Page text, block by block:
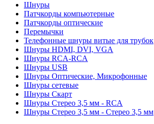
Шнуры
Патчкорды компьютерные
Патчкорды оптические
Перемычки
Телефонные шнуры витые для трубок
Шнуры HDMI, DVI, VGA
Шнуры RCA-RCA
Шнуры USB
Шнуры Оптические, Микрофонные
Шнуры сетевые
Шнуры Скарт
Шнуры Стерео 3,5 мм - RCA
Шнуры Стерео 3,5 мм - Стерео 3,5 мм